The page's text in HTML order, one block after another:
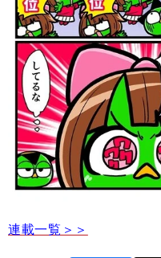
連載一覧＞＞